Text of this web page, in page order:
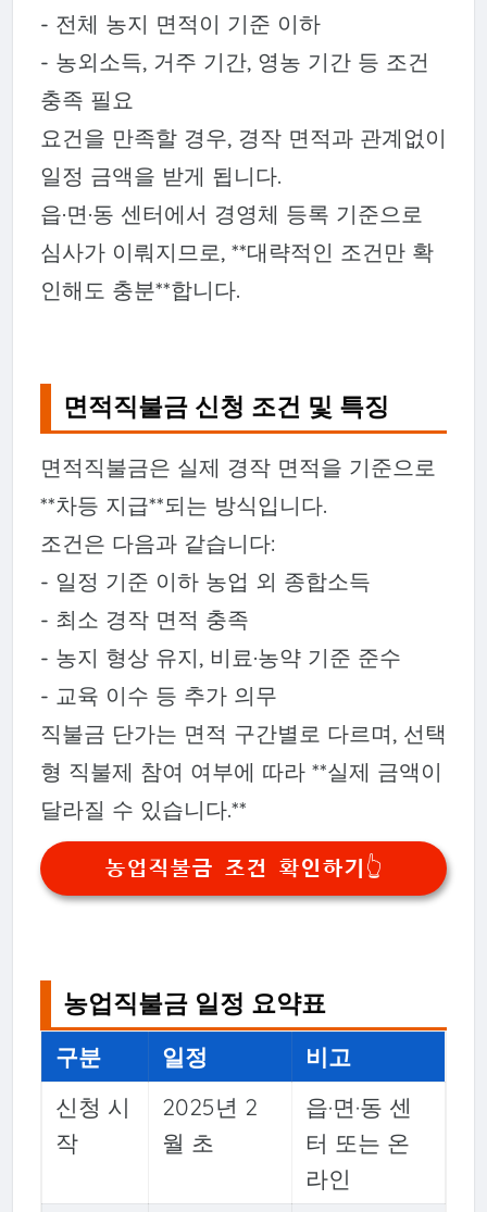
- 전체 농지 면적이 기준 이하
- 농외소득, 거주 기간, 영농 기간 등 조건
충족 필요
요건을 만족할 경우, 경작 면적과 관계없이
일정 금액을 받게 됩니다.
읍·면·동 센터에서 경영체 등록 기준으로
심사가 이뤄지므로, **대략적인 조건만 확
인해도 충분**합니다.
면적직불금 신청 조건 및 특징
면적직불금은 실제 경작 면적을 기준으로
**차등 지급**되는 방식입니다.
조건은 다음과 같습니다:
- 일정 기준 이하 농업 외 종합소득
- 최소 경작 면적 충족
- 농지 형상 유지, 비료·농약 기준 준수
- 교육 이수 등 추가 의무
직불금 단가는 면적 구간별로 다르며, 선택
형 직불제 참여 여부에 따라 **실제 금액이
달라질 수 있습니다.**
농업직불금 조건 확인하기👆
농업직불금 일정 요약표
구분 일정
비고
신청 시
작
2025년 2
월 초
읍·면·동 센
터 또는 온
라인